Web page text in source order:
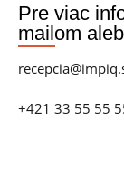
Pre viac
mailom
+421 33 55 55